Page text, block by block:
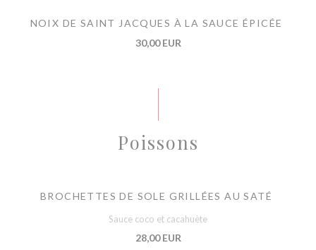
NOIX DE SAINT JACQUES À LA SAUCE ÉPICÉE
30,00 EUR
Poissons
BROCHETTES DE SOLE GRILLÉES AU SATÉ
Sauce coco et cacahuète
28,00 EUR